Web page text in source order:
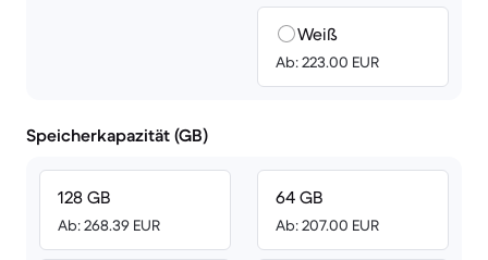
Weiß
Ab: 223.00 EUR
Speicherkapazität (GB)
128 GB
Ab: 268.39 EUR
64 GB
Ab: 207.00 EUR